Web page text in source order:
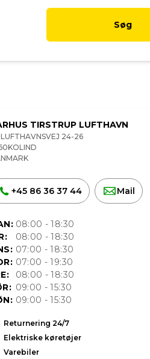
Søg
TIRSTRUP LUFTHAVN
LUFTHAVNSVEJ 24-26
KOLIND
+45 86 36 37 44 Mail
08:00 - 18:30
08:00 - 18:30
07:00 - 18:30
07:00 - 19:30
08:00 - 18:30
09:00 - 15:30
09:00 - 15:30
Returnering 24/7
Elektriske køretøjer
Varebiler